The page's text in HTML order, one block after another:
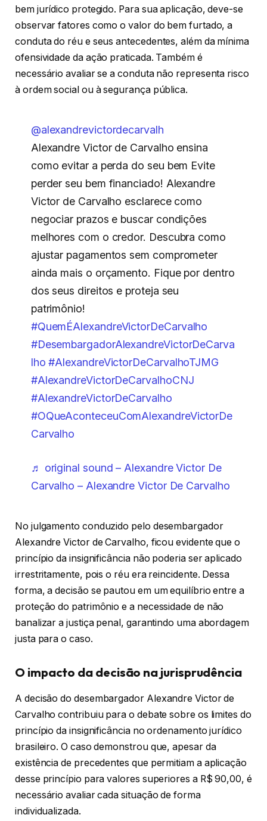
bem jurídico protegido. Para sua aplicação, deve-se
observar fatores como o valor do bem furtado, a
conduta do réu e seus antecedentes, além da mínima
ofensividade da ação praticada. Também é
necessário avaliar se a conduta não representa risco
à ordem social ou à segurança pública.
@alexandrevictordecarvalh
Alexandre Victor de Carvalho ensina
como evitar a perda do seu bem Evite
perder seu bem financiado! Alexandre
Victor de Carvalho esclarece como
negociar prazos e buscar condições
melhores com o credor. Descubra como
ajustar pagamentos sem comprometer
ainda mais o orçamento. Fique por dentro
dos seus direitos e proteja seu
patrimônio!
#QuemÉAlexandreVictorDeCarvalho
#DesembargadorAlexandreVictorDeCarva
lho #AlexandreVictorDeCarvalhoTJMG
#AlexandreVictorDeCarvalhoCNJ
#AlexandreVictorDeCarvalho
#OQueAconteceuComAlexandreVictorDe
Carvalho
♬ original sound – Alexandre Victor De
Carvalho – Alexandre Victor De Carvalho
No julgamento conduzido pelo desembargador
Alexandre Victor de Carvalho, ficou evidente que o
princípio da insignificância não poderia ser aplicado
irrestritamente, pois o réu era reincidente. Dessa
forma, a decisão se pautou em um equilíbrio entre a
proteção do patrimônio e a necessidade de não
banalizar a justiça penal, garantindo uma abordagem
justa para o caso.
O impacto da decisão na jurisprudência
A decisão do desembargador Alexandre Victor de
Carvalho contribuiu para o debate sobre os limites do
princípio da insignificância no ordenamento jurídico
brasileiro. O caso demonstrou que, apesar da
existência de precedentes que permitiam a aplicação
desse princípio para valores superiores a R$ 90,00, é
necessário avaliar cada situação de forma
individualizada.